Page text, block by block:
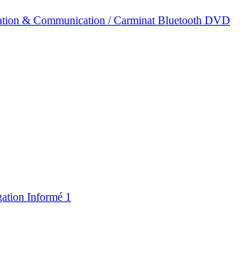
& Communication / Carminat Bluetooth DVD
Informé 1